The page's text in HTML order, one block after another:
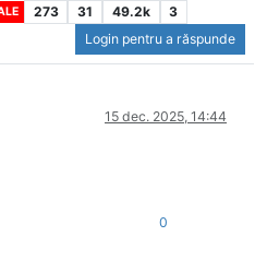
273 31 49.2k
3
Login pentru a răspunde
15 dec. 2025, 14:44
0